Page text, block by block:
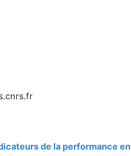
de la performance